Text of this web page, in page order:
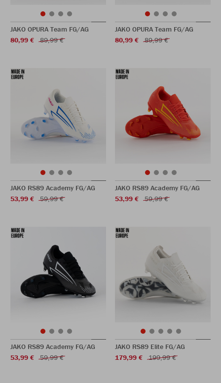
JAKO OPURA Team FG/AG
80,99 €
89,99 €
JAKO OPURA Team FG/AG
80,99 €
89,99 €
JAKO RS89 Academy FG/AG
53,99 €
59,99 €
JAKO RS89 Academy FG/AG
53,99 €
59,99 €
JAKO RS89 Academy FG/AG
53,99 €
59,99 €
JAKO RS89 Elite FG/AG
179,99 €
199,99 €